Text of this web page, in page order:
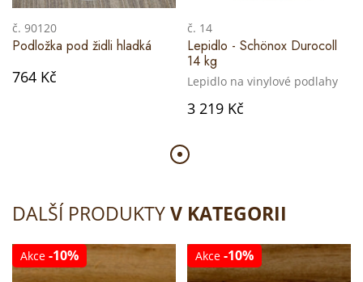
č. 90120
Podložka pod židli hladká
764 Kč
č. 14
Lepidlo - Schönox Durocoll
14 kg
Lepidlo na vinylové podlahy
3 219 Kč
DALŠÍ PRODUKTYV KATEGORII
Akce -10% Akce -10%